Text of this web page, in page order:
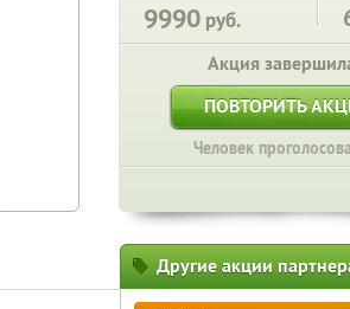
9990 руб.
Акция
ПОВТОРИТЬ
Человек
Другие акции